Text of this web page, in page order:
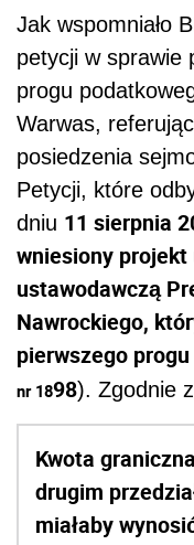
Jak wspomniało
petycji w sprawie
progu
Warwas,
posiedzenia
Petycji, które
dniu 11 sierpnia
wniesiony
ustawodawczą
Nawrockiego,
pierwszego
nr 1898). Zgodnie
Kwota
drugim
miałaby